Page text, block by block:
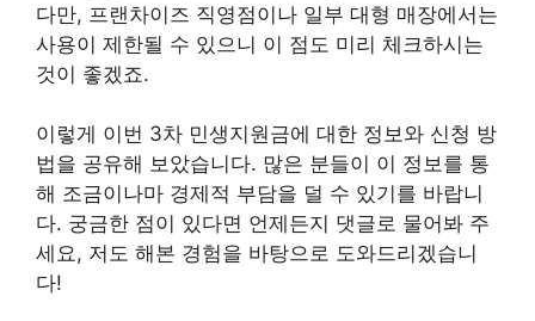
다만, 프랜차이즈 직영점이나 일부 대형 매장에서는
사용이 제한될 수 있으니 이 점도 미리 체크하시는
것이 좋겠죠.
이렇게 이번 3차 민생지원금에 대한 정보와 신청 방
법을 공유해 보았습니다. 많은 분들이 이 정보를 통
해 조금이나마 경제적 부담을 덜 수 있기를 바랍니
다. 궁금한 점이 있다면 언제든지 댓글로 물어봐 주
세요, 저도 해본 경험을 바탕으로 도와드리겠습니
다!